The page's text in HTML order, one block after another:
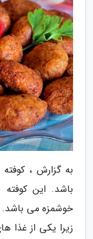
به گزارش ،
باشد. این کوفته
خوشمزه می باشد.
زیرا یکی از غذا